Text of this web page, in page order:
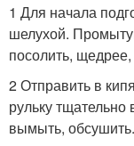
1 Для начала
шелухой.
посолить,
2 Отправить в
рульку
вымыть, обсушить.